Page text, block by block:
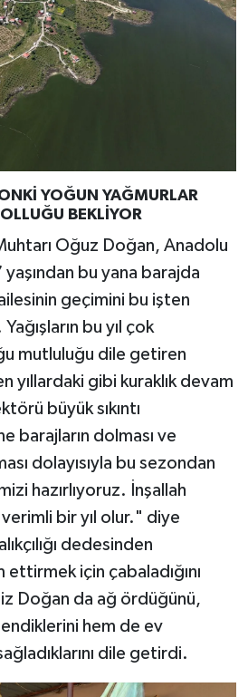
YOĞUN YAĞMURLAR
BEKLİYOR
Oğuz Doğan, Anadolu
yaşından bu yana barajda
ailesinin geçimini bu işten
bu yıl çok
mutluluğu dile getiren
yıllardaki gibi kuraklık devam
büyük sıkıntı
barajların dolması ve
dolayısıyla bu sezondan
hazırlıyoruz. İnşallah
bir yıl olur." diye
dedesinden
için çabaladığını
Doğan da ağ ördüğünü,
hem de ev
dile getirdi.